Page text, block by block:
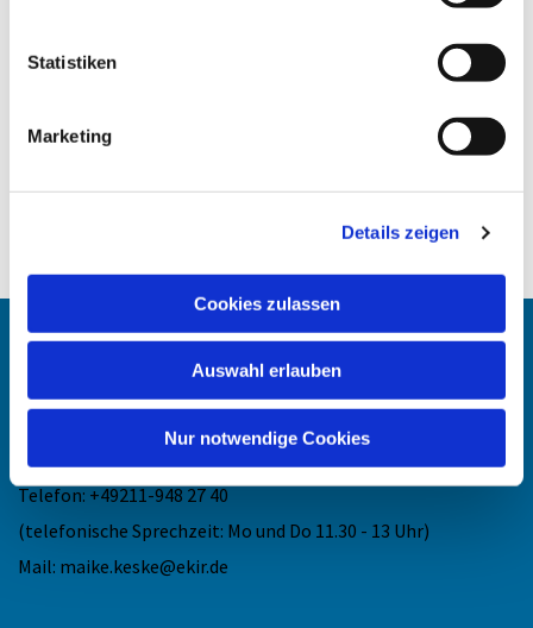
Statistiken
Marketing
Details zeigen
Cookies zulassen
Auswahl erlauben
Nur notwendige Cookies
Angehörigen-Navi
Maike Keske
Telefon: +49211-948 27 40
(telefonische Sprechzeit: Mo und Do 11.30 - 13 Uhr)
Mail: maike.keske@ekir.de